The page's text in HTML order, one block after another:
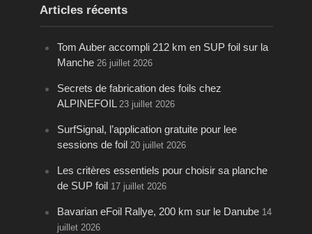
Articles récents
Tom Auber accompli 212 km en SUP foil sur la
Manche 26 juillet 2026
Secrets de fabrication des foils chez
ALPINEFOIL 23 juillet 2026
SurfSignal, l’application gratuite pour lee
sessions de foil 20 juillet 2026
Les critères essentiels pour choisir sa planche
de SUP foil 17 juillet 2026
Bavarian eFoil Rallye, 200 km sur le Danube 14
juillet 2026